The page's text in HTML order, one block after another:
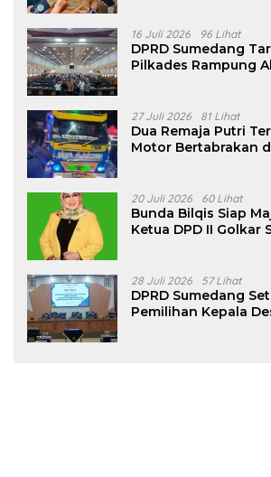
16 Juli 2026 96 Lihat
DPRD Sumedang
Pilkades Rampung
27 Juli 2026 81 Lihat
Dua Remaja Putri
Motor Bertabrakan
20 Juli 2026 60 Lihat
Bunda Bilqis Siap
Ketua DPD II Golkar
28 Juli 2026 57 Lihat
DPRD Sumedang
Pemilihan Kepala